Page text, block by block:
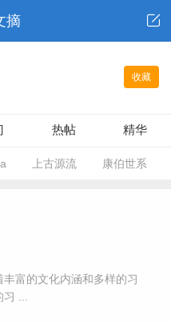
摘
收藏
热帖 精华
上古源流 康伯世系
富的文化内涵和多样的习
...